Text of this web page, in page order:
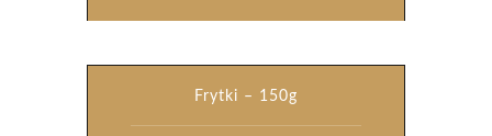
Frytki – 150g